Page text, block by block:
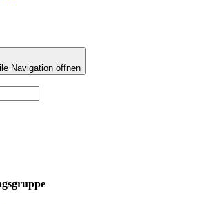
Navigation öffnen